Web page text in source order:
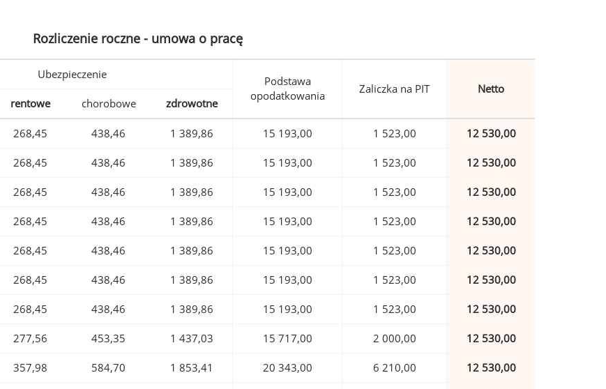
Rozliczenie roczne - umowa o pracę
Ubezpieczenie
Podstawa
opodatkowania
Zaliczka na PIT Netto
rentowe chorobowe zdrowotne
268,45 438,46 1 389,86 15 193,00 1 523,00 12 530,00
268,45 438,46 1 389,86 15 193,00 1 523,00 12 530,00
268,45 438,46 1 389,86 15 193,00 1 523,00 12 530,00
268,45 438,46 1 389,86 15 193,00 1 523,00 12 530,00
268,45 438,46 1 389,86 15 193,00 1 523,00 12 530,00
268,45 438,46 1 389,86 15 193,00 1 523,00 12 530,00
268,45 438,46 1 389,86 15 193,00 1 523,00 12 530,00
277,56 453,35 1 437,03 15 717,00 2 000,00 12 530,00
357,98 584,70 1 853,41 20 343,00 6 210,00 12 530,00